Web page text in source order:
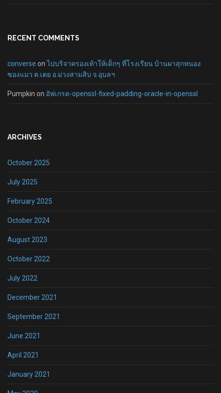
RECENT COMMENTS
converse onไปบริจาครองเท้าให้เด็กๆ ที่โรงเรียน บ้านผาสุกหนอง
ซองแมว ต.เตย อ.ม่วงสามสิบ จ.อุบลฯ
Pumpkin on อัฟเกรด-openssl-fixed-padding-oracle-in-openssl
ARCHIVES
October 2025
July 2025
February 2025
October 2024
August 2023
October 2022
July 2022
December 2021
September 2021
June 2021
April 2021
January 2021